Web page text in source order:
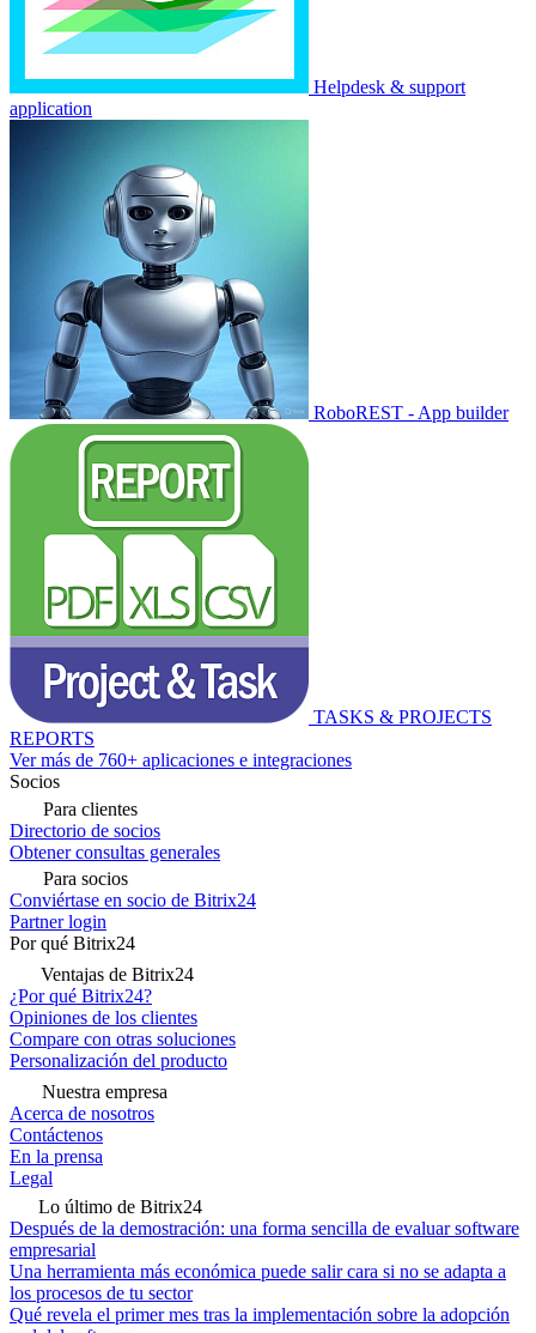
Helpdesk & support
application
RoboREST - App builder
TASKS & PROJECTS
REPORTS
Ver más de 760+ aplicaciones e integraciones
Socios
Para clientes
Directorio de socios
Obtener consultas generales
Para socios
Conviértase en socio de Bitrix24
Partner login
Por qué Bitrix24
Ventajas de Bitrix24
¿Por qué Bitrix24?
Opiniones de los clientes
Compare con otras soluciones
Personalización del producto
Nuestra empresa
Acerca de nosotros
Contáctenos
En la prensa
Legal
Lo último de Bitrix24
Después de la demostración: una forma sencilla de evaluar software
empresarial
Una herramienta más económica puede salir cara si no se adapta a
los procesos de tu sector
Qué revela el primer mes tras la implementación sobre la adopción